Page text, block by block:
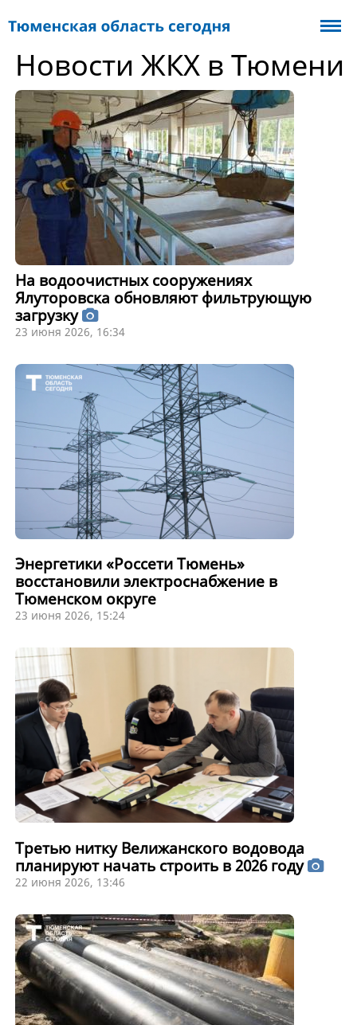
Новости ЖКХ в Тюмени
На водоочистных сооружениях
Ялуторовска обновляют фильтрующую
загрузку
23 июня 2026, 16:34
Энергетики «Россети Тюмень»
восстановили электроснабжение в
Тюменском округе
23 июня 2026, 15:24
Третью нитку Велижанского водовода
планируют начать строить в 2026 году
22 июня 2026, 13:46